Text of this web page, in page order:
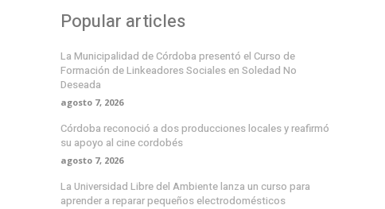
Popular articles
La Municipalidad de Córdoba presentó el Curso de
Formación de Linkeadores Sociales en Soledad No
Deseada
agosto 7, 2026
Córdoba reconoció a dos producciones locales y reafirmó
su apoyo al cine cordobés
agosto 7, 2026
La Universidad Libre del Ambiente lanza un curso para
aprender a reparar pequeños electrodomésticos